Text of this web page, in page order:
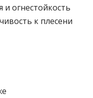
и огнестойкость
к плесени